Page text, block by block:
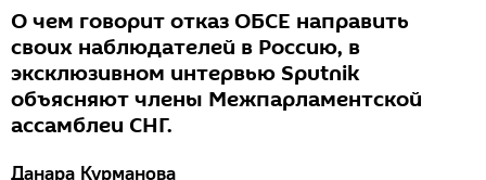
О чем говорит отказ ОБСЕ направить
своих наблюдателей в Россию, в
эксклюзивном интервью Sputnik
объясняют члены Межпарламентской
ассамблеи СНГ.
Данара Курманова